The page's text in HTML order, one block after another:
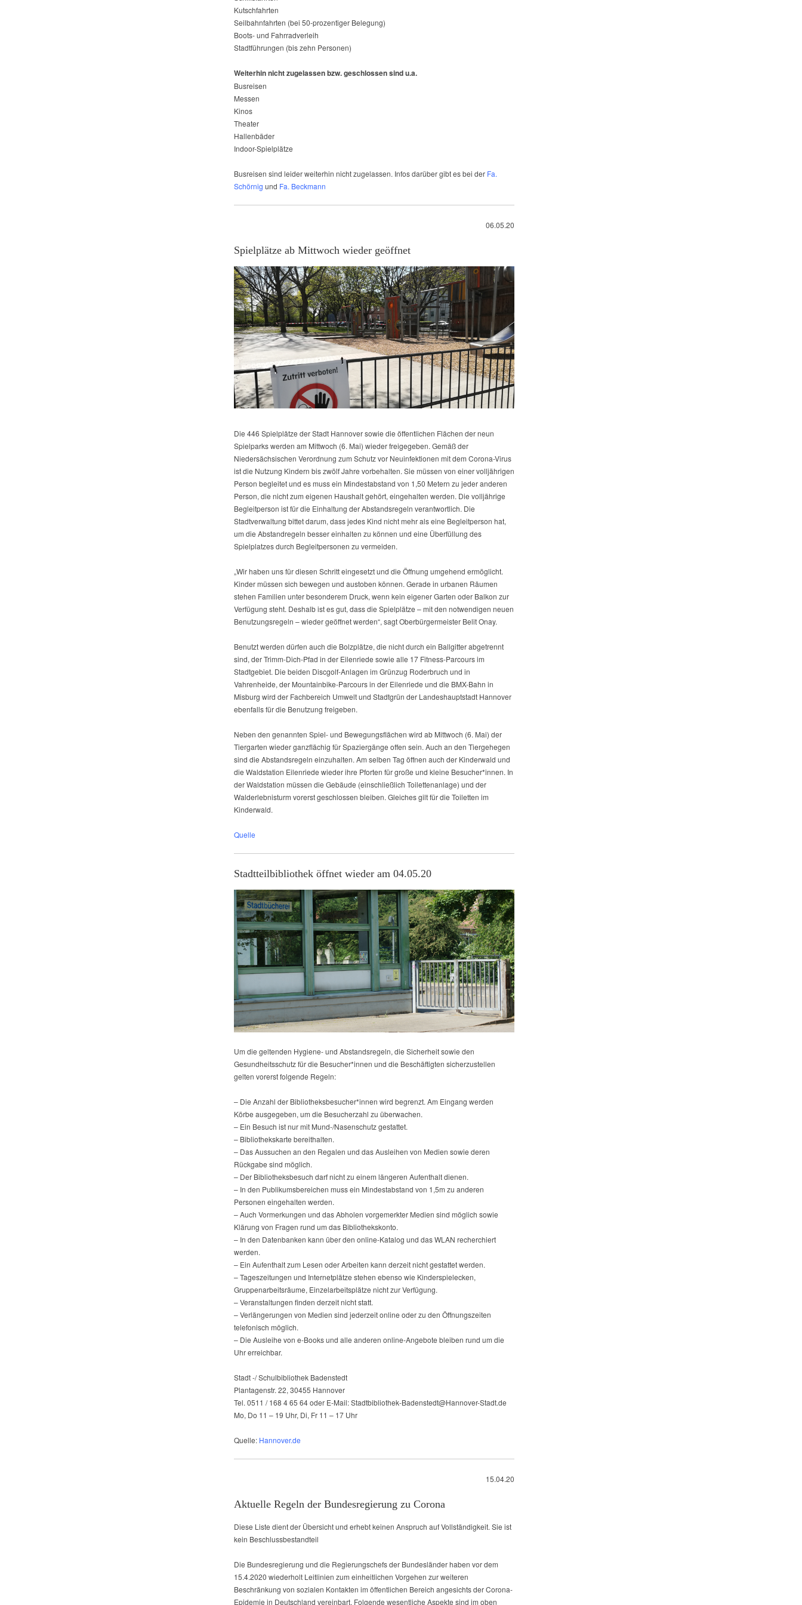
Kutschfahrten
Seilbahnfahrten (bei 50-prozentiger Belegung)
Boots- und Fahrradverleih
Stadtführungen (bis zehn Personen)
Weiterhin nicht zugelassen bzw. geschlossen sind u.a.
Busreisen
Messen
Kinos
Theater
Hallenbäder
Indoor-Spielplätze
Busreisen sind leider weiterhin nicht zugelassen. Infos darüber gibt es bei der Fa.
Schörnig und Fa. Beckmann
06.05.20
Spielplätze ab Mittwoch wieder geöffnet
Die 446 Spielplätze der Stadt Hannover sowie die öffentlichen Flächen der neun
Spielparks werden am Mittwoch (6. Mai) wieder freigegeben. Gemäß der
Niedersächsischen Verordnung zum Schutz vor Neuinfektionen mit dem Corona-Virus
ist die Nutzung Kindern bis zwölf Jahre vorbehalten. Sie müssen von einer volljährigen
Person begleitet und es muss ein Mindestabstand von 1,50 Metern zu jeder anderen
Person, die nicht zum eigenen Haushalt gehört, eingehalten werden. Die volljährige
Begleitperson ist für die Einhaltung der Abstandsregeln verantwortlich. Die
Stadtverwaltung bittet darum, dass jedes Kind nicht mehr als eine Begleitperson hat,
um die Abstandregeln besser einhalten zu können und eine Überfüllung des
Spielplatzes durch Begleitpersonen zu vermeiden.
„Wir haben uns für diesen Schritt eingesetzt und die Öffnung umgehend ermöglicht.
Kinder müssen sich bewegen und austoben können. Gerade in urbanen Räumen
stehen Familien unter besonderem Druck, wenn kein eigener Garten oder Balkon zur
Verfügung steht. Deshalb ist es gut, dass die Spielplätze – mit den notwendigen neuen
Benutzungsregeln – wieder geöffnet werden“, sagt Oberbürgermeister Belit Onay.
Benutzt werden dürfen auch die Bolzplätze, die nicht durch ein Ballgitter abgetrennt
sind, der Trimm-Dich-Pfad in der Eilenriede sowie alle 17 Fitness-Parcours im
Stadtgebiet. Die beiden Discgolf-Anlagen im Grünzug Roderbruch und in
Vahrenheide, der Mountainbike-Parcours in der Eilenriede und die BMX-Bahn in
Misburg wird der Fachbereich Umwelt und Stadtgrün der Landeshauptstadt Hannover
ebenfalls für die Benutzung freigeben.
Neben den genannten Spiel- und Bewegungsflächen wird ab Mittwoch (6. Mai) der
Tiergarten wieder ganzflächig für Spaziergänge offen sein. Auch an den Tiergehegen
sind die Abstandsregeln einzuhalten. Am selben Tag öffnen auch der Kinderwald und
die Waldstation Eilenriede wieder ihre Pforten für große und kleine Besucher*innen. In
der Waldstation müssen die Gebäude (einschließlich Toilettenanlage) und der
Walderlebnisturm vorerst geschlossen bleiben. Gleiches gilt für die Toiletten im
Kinderwald.
Quelle
Stadtteilbibliothek öffnet wieder am 04.05.20
Um die geltenden Hygiene- und Abstandsregeln, die Sicherheit sowie den
Gesundheitsschutz für die Besucher*innen und die Beschäftigten sicherzustellen
gelten vorerst folgende Regeln:
– Die Anzahl der Bibliotheksbesucher*innen wird begrenzt. Am Eingang werden
Körbe ausgegeben, um die Besucherzahl zu überwachen.
– Ein Besuch ist nur mit Mund-/Nasenschutz gestattet.
– Bibliothekskarte bereithalten.
– Das Aussuchen an den Regalen und das Ausleihen von Medien sowie deren
Rückgabe sind möglich.
– Der Bibliotheksbesuch darf nicht zu einem längeren Aufenthalt dienen.
– In den Publikumsbereichen muss ein Mindestabstand von 1,5m zu anderen
Personen eingehalten werden.
– Auch Vormerkungen und das Abholen vorgemerkter Medien sind möglich sowie
Klärung von Fragen rund um das Bibliothekskonto.
– In den Datenbanken kann über den online-Katalog und das WLAN recherchiert
werden.
– Ein Aufenthalt zum Lesen oder Arbeiten kann derzeit nicht gestattet werden.
– Tageszeitungen und Internetplätze stehen ebenso wie Kinderspielecken,
Gruppenarbeitsräume, Einzelarbeitsplätze nicht zur Verfügung.
– Veranstaltungen finden derzeit nicht statt.
– Verlängerungen von Medien sind jederzeit online oder zu den Öffnungszeiten
telefonisch möglich.
– Die Ausleihe von e-Books und alle anderen online-Angebote bleiben rund um die
Uhr erreichbar.
Stadt -/ Schulbibliothek Badenstedt
Plantagenstr. 22, 30455 Hannover
Tel. 0511 / 168 4 65 64 oder E-Mail: Stadtbibliothek-Badenstedt@Hannover-Stadt.de
Mo, Do 11 – 19 Uhr, Di, Fr 11 – 17 Uhr
Quelle: Hannover.de
15.04.20
Aktuelle Regeln der Bundesregierung zu Corona
Diese Liste dient der Übersicht und erhebt keinen Anspruch auf Vollständigkeit. Sie ist
kein Beschlussbestandteil
Die Bundesregierung und die Regierungschefs der Bundesländer haben vor dem
15.4.2020 wiederholt Leitlinien zum einheitlichen Vorgehen zur weiteren
Beschränkung von sozialen Kontakten im öffentlichen Bereich angesichts der Corona-
Epidemie in Deutschland vereinbart. Folgende wesentliche Aspekte sind im oben